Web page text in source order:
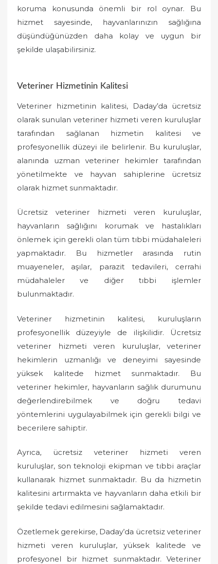
koruma konusunda önemli bir rol oynar. Bu
hizmet sayesinde, hayvanlarınızın sağlığına
düşündüğünüzden daha kolay ve uygun bir
şekilde ulaşabilirsiniz.
Veteriner Hizmetinin Kalitesi
Veteriner hizmetinin kalitesi, Daday’da ücretsiz
olarak sunulan veteriner hizmeti veren kuruluşlar
tarafından sağlanan hizmetin kalitesi ve
profesyonellik düzeyi ile belirlenir. Bu kuruluşlar,
alanında uzman veteriner hekimler tarafından
yönetilmekte ve hayvan sahiplerine ücretsiz
olarak hizmet sunmaktadır.
Ücretsiz veteriner hizmeti veren kuruluşlar,
hayvanların sağlığını korumak ve hastalıkları
önlemek için gerekli olan tüm tıbbi müdahaleleri
yapmaktadır. Bu hizmetler arasında rutin
muayeneler, aşılar, parazit tedavileri, cerrahi
müdahaleler ve diğer tıbbi işlemler
bulunmaktadır.
Veteriner hizmetinin kalitesi, kuruluşların
profesyonellik düzeyiyle de ilişkilidir. Ücretsiz
veteriner hizmeti veren kuruluşlar, veteriner
hekimlerin uzmanlığı ve deneyimi sayesinde
yüksek kalitede hizmet sunmaktadır. Bu
veteriner hekimler, hayvanların sağlık durumunu
değerlendirebilmek ve doğru tedavi
yöntemlerini uygulayabilmek için gerekli bilgi ve
becerilere sahiptir.
Ayrıca, ücretsiz veteriner hizmeti veren
kuruluşlar, son teknoloji ekipman ve tıbbi araçlar
kullanarak hizmet sunmaktadır. Bu da hizmetin
kalitesini artırmakta ve hayvanların daha etkili bir
şekilde tedavi edilmesini sağlamaktadır.
Özetlemek gerekirse, Daday’da ücretsiz veteriner
hizmeti veren kuruluşlar, yüksek kalitede ve
profesyonel bir hizmet sunmaktadır. Veteriner